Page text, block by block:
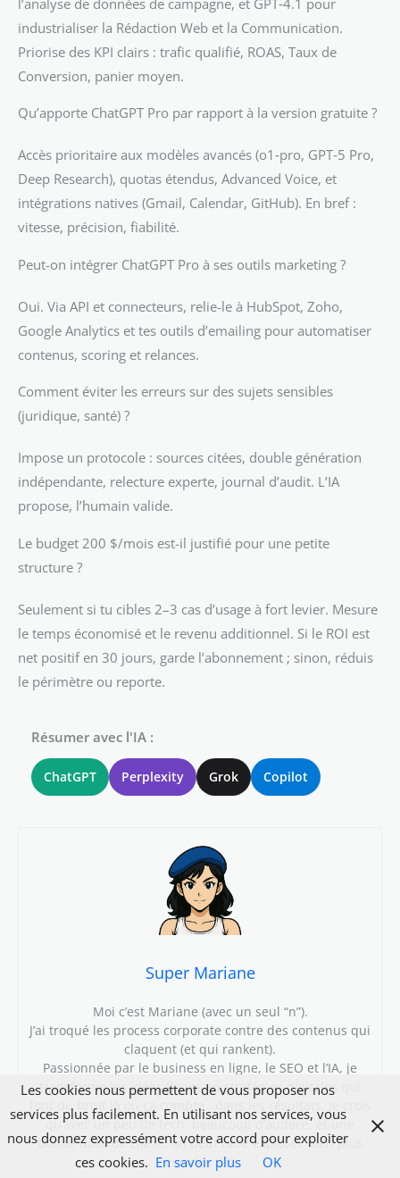
industrialiser la Rédaction Web et la Communication.
Priorise des KPI clairs : trafic qualifié, ROAS, Taux de
Conversion, panier moyen.
Qu’apporte ChatGPT Pro par rapport à la version gratuite ?
Accès prioritaire aux modèles avancés (o1‑pro, GPT‑5 Pro,
Deep Research), quotas étendus, Advanced Voice, et
intégrations natives (Gmail, Calendar, GitHub). En bref :
vitesse, précision, fiabilité.
Peut-on intégrer ChatGPT Pro à ses outils marketing ?
Oui. Via API et connecteurs, relie-le à HubSpot, Zoho,
Google Analytics et tes outils d’emailing pour automatiser
contenus, scoring et relances.
Comment éviter les erreurs sur des sujets sensibles
(juridique, santé) ?
Impose un protocole : sources citées, double génération
indépendante, relecture experte, journal d’audit. L’IA
propose, l’humain valide.
Le budget 200 $/mois est-il justifié pour une petite
structure ?
Seulement si tu cibles 2–3 cas d’usage à fort levier. Mesure
le temps économisé et le revenu additionnel. Si le ROI est
net positif en 30 jours, garde l’abonnement ; sinon, réduis
le périmètre ou reporte.
Résumer avec l'IA :
ChatGPT Perplexity Grok Copilot
Super Mariane
Moi c’est Mariane (avec un seul “n”).
J’ai troqué les process corporate contre des contenus qui
claquent (et qui rankent).
Passionnée par le business en ligne, le SEO et l’IA, je
transforme les idées floues en stratégies digitales qui
font du bruit là où ça compte : dans les résultats. Je crois
qu’avec un peu de tech, beaucoup d’audace, et une
bonne dose de clarté, on peut faire exploser bien plus
que des KPI.
Les cookies nous permettent de vous proposer nos
services plus facilement. En utilisant nos services, vous
nous donnez expressément votre accord pour exploiter
ces cookies. En savoir plus OK